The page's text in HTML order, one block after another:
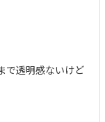
で透明感ないけど